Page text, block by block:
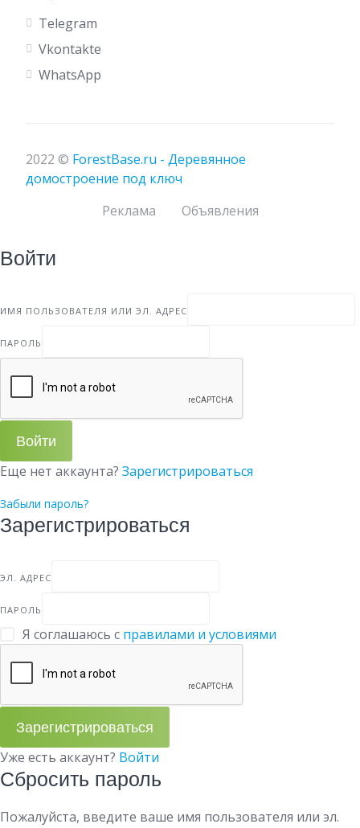
Telegram
Vkontakte
WhatsApp
2022 © ForestBase.ru - Деревянное
домостроение под ключ
Реклама
Объявления
Войти
ИМЯ ПОЛЬЗОВАТЕЛЯ ИЛИ ЭЛ. АДРЕС
ПАРОЛЬ
Войти
Еще нет аккаунта? Зарегистрироваться
Забыли пароль?
Зарегистрироваться
ЭЛ. АДРЕС
ПАРОЛЬ
Я соглашаюсь с правилами и условиями
Зарегистрироваться
Уже есть аккаунт? Войти
Сбросить пароль
Пожалуйста, введите ваше имя пользователя или эл.